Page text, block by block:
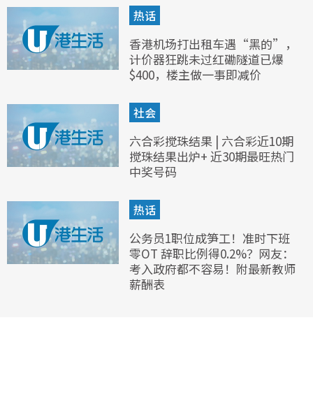
热话
香港机场打出租车遇“黑的”，
计价器狂跳未过红磡隧道已爆
$400，楼主做一事即减价
社会
六合彩搅珠结果 | 六合彩近10期
搅珠结果出炉+ 近30期最旺热门
中奖号码
热话
公务员1职位成笋工！准时下班
零OT 辞职比例得0.2%？网友：
考入政府都不容易！附最新教师
薪酬表